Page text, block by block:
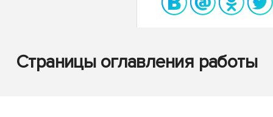
Страницы оглавления работы